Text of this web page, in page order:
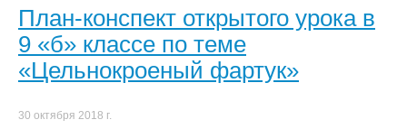
План-конспект открытого урока в
9 «б» классе по теме
«Цельнокроеный фартук»
30 октября 2018 г.